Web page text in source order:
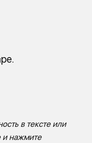
в тексте или
и нажмите